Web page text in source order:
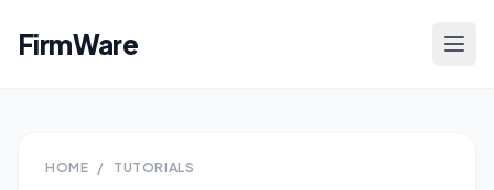
FirmWare
HOME / TUTORIALS